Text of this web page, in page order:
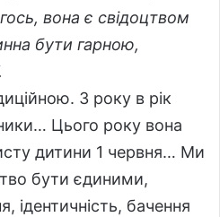
вона є свідоцтвом
бути гарною,
З року в рік
Цього року вона
дитини 1 червня… Ми
бути єдиними,
ідентичність, бачення